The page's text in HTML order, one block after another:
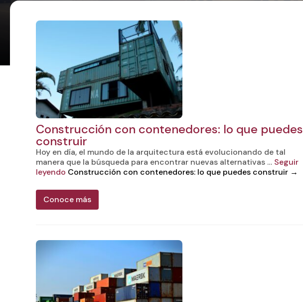
Construcción con contenedores: lo que puedes
construir
Hoy en día, el mundo de la arquitectura está evolucionando de tal
manera que la búsqueda para encontrar nuevas alternativas … Seguir
leyendo Construcción con contenedores: lo que puedes construir →
Conoce más